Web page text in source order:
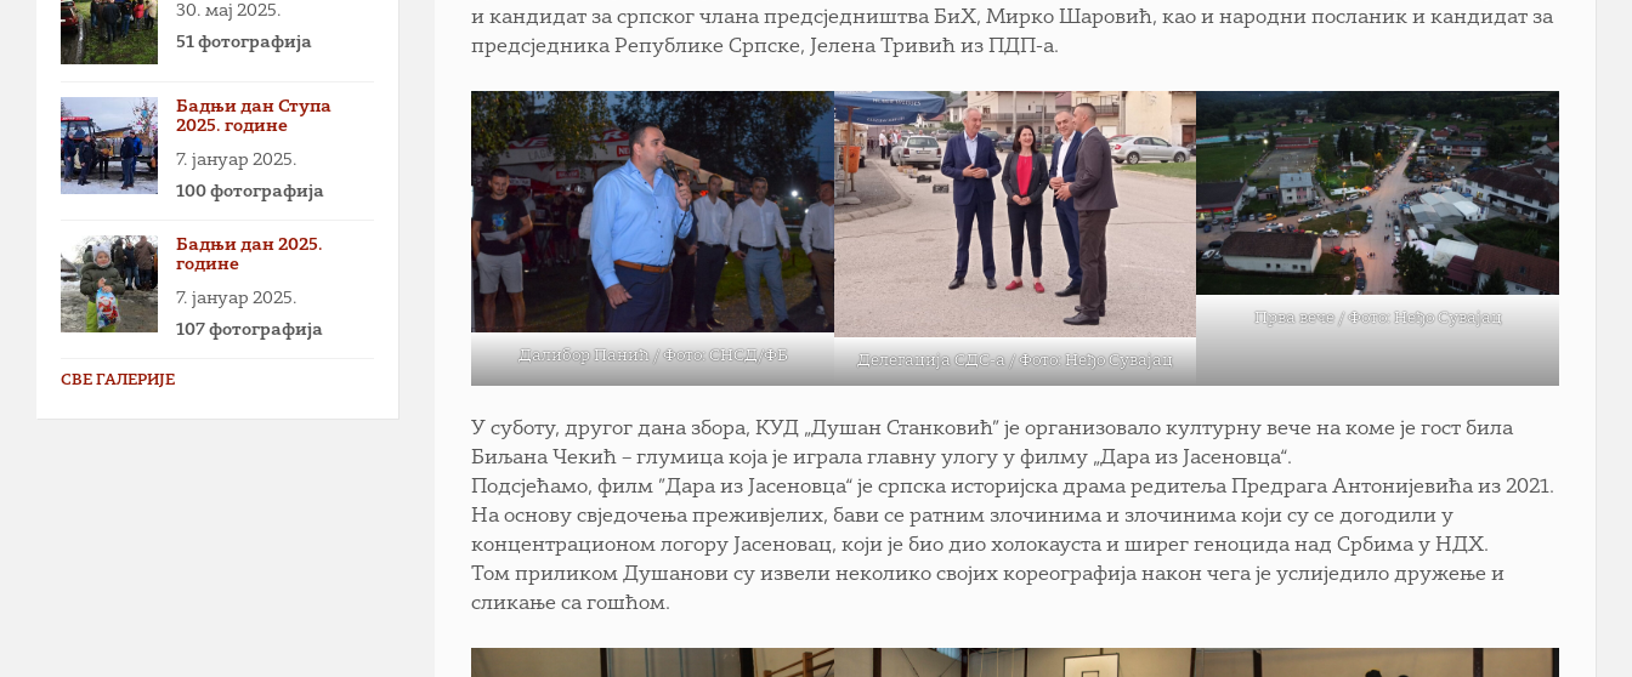
и кандидат за српског члана предсједништва БиХ, Мирко Шаровић, као и народни посланик и кандидат за
предсједника Републике Српске, Јелена Тривић из ПДП-а.
Далибор Панић / Фото: СНСД/ФБ Делегација СДС-а / Фото: Неђо Сувајац
Прва вече / Фото: Неђо Сувајац
У суботу, другог дана збора, КУД „Душан Станковић” је организовало културну вече на коме је гост била
Биљана Чекић – глумица која је играла главну улогу у филму „Дара из Јасеновца“.
Подсјећамо, филм ”Дара из Јасеновца“ је српска историјска драма редитеља Предрага Антонијевића из 2021.
На основу свједочења преживјелих, бави се ратним злочинима и злочинима који су се догодили у
концентрационом логору Јасеновац, који је био дио холокауста и ширег геноцида над Србима у НДХ.
Том приликом Душанови су извели неколико својих кореографија након чега је услиједило дружење и
сликање са гошћом.
30. мај 2025.
51 фотографија
Бадњи дан Ступа
2025. године
7. јануар 2025.
100 фотографија
Бадњи дан 2025.
године
7. јануар 2025.
107 фотографија
СВЕ ГАЛЕРИЈЕ